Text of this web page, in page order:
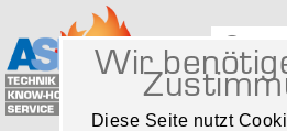
Wir
Diese Seite nutzt